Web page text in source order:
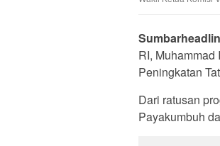
RI,
Peningkatan
Dari ratusan
Payakumbuh